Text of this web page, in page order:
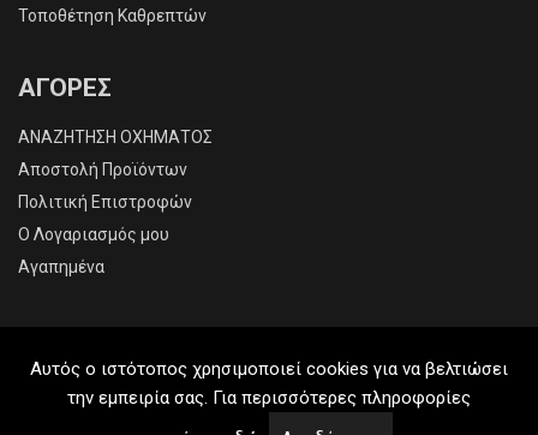
Αυτός ο ιστότοπος χρησιμοποιεί cookies για να βελτιώσει
την εμπειρία σας. Για περισσότερες πληροφορίες
Τοποθέτηση Καθρεπτών
ΑΓΟΡΕΣ
ΑΝΑΖΗΤΗΣΗ ΟΧΗΜΑΤΟΣ
Αποστολή Προϊόντων
Πολιτική Επιστροφών
O Λογαριασμός μου
Αγαπημένα
2026 © All Rights Reserved. Created by